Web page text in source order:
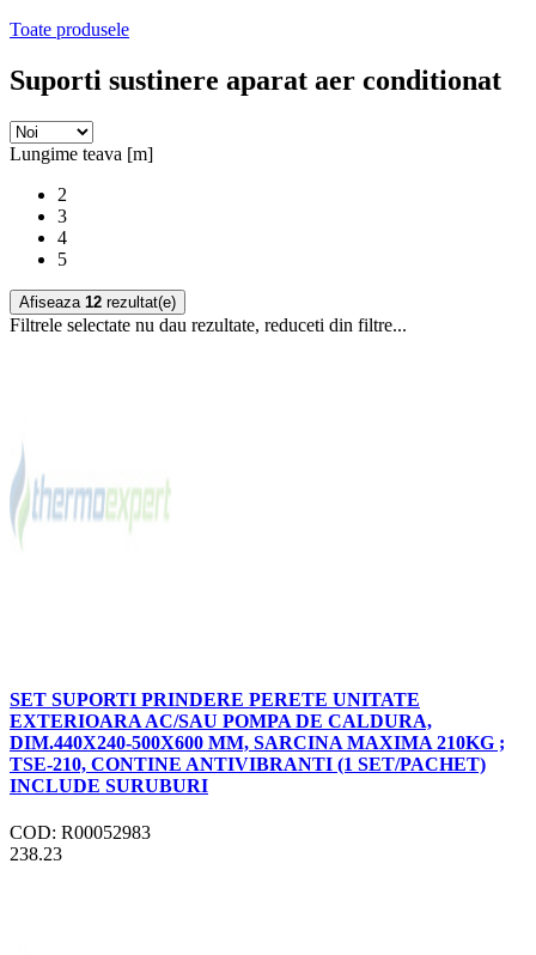
Toate produsele
Suporti sustinere aparat aer conditionat
Lungime teava [m]
2
3
4
5
Afiseaza 12 rezultat(e)
Filtrele selectate nu dau rezultate, reduceti din filtre...
SET SUPORTI PRINDERE PERETE UNITATE
EXTERIOARA AC/SAU POMPA DE CALDURA,
DIM.440X240-500X600 MM, SARCINA MAXIMA 210KG ;
TSE-210, CONTINE ANTIVIBRANTI (1 SET/PACHET)
INCLUDE SURUBURI
COD: R00052983
238.23